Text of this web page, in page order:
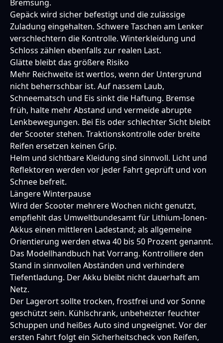
Bremsung.
Gepäck wird sicher befestigt und die zulässige
Zuladung eingehalten. Schwere Taschen am Lenker
verschlechtern die Kontrolle. Winterkleidung und
Schloss zählen ebenfalls zur realen Last.
Glätte bleibt das größere Risiko
Mehr Reichweite ist wertlos, wenn der Untergrund
nicht beherrschbar ist. Auf nassem Laub,
Schneematsch und Eis sinkt die Haftung. Bremse
früh, halte mehr Abstand und vermeide abrupte
Lenkbewegungen. Bei Eis oder schlechter Sicht bleibt
der Scooter stehen. Traktionskontrolle oder breite
Reifen ersetzen keinen Grip.
Helm und sichtbare Kleidung sind sinnvoll. Licht und
Reflektoren werden vor jeder Fahrt geprüft und von
Schnee befreit.
Längere Winterpause
Wird der Scooter mehrere Wochen nicht genutzt,
empfiehlt das Umweltbundesamt für Lithium-Ionen-
Akkus einen mittleren Ladestand; als allgemeine
Orientierung werden etwa 40 bis 50 Prozent genannt.
Das Modellhandbuch hat Vorrang. Kontrolliere den
Stand in sinnvollen Abständen und verhindere
Tiefentladung. Der Akku bleibt nicht dauerhaft am
Netz.
Der Lagerort sollte trocken, frostfrei und vor Sonne
geschützt sein. Kühlschrank, unbeheizter feuchter
Schuppen und heißes Auto sind ungeeignet. Vor der
ersten Fahrt folgt ein Sicherheitscheck von Reifen,